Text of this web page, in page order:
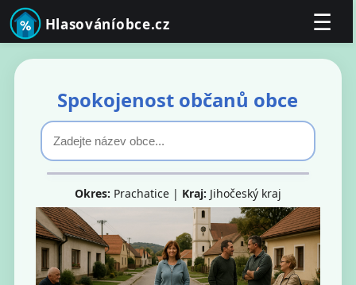
Hlasováníobce.cz ☰
Spokojenost občanů obce
Okres: Prachatice | Kraj: Jihočeský kraj